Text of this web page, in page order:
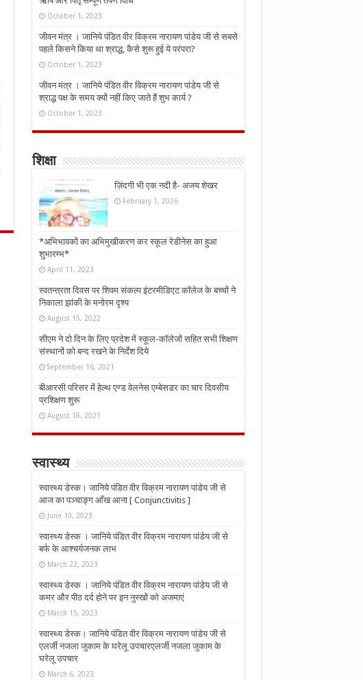
October 1, 2023
जीवन मंत्र । जानिये पंडित वीर विक्रम नारायण पांडेय जी से सबसे
पहले किसने किया था श्राद्ध, कैसे शुरू हुई ये परंपरा?
October 1, 2023
जीवन मंत्र । जानिये पंडित वीर विक्रम नारायण पांडेय जी से
श्राद्ध पक्ष के समय क्यों नहीं किए जाते हैं शुभ कार्य ?
October 1, 2023
शिक्षा
ज़िंदगी भी एक नदी है- अजय शेखर
February 1, 2026
*अभिभावकों का अभिमुखीकरण कर स्कूल रेडीनेस का हुआ
शुभारम्भ*
April 11, 2023
स्वतन्त्रता दिवस पर शिवम संकल्प इंटरमीडिएट कॉलेज के बच्चों ने
निकाला झांकी के मनोरम दृश्य
August 15, 2022
सीएम ने दो दिन के लिए प्रदेश में स्कूल-कॉलेजों सहित सभी शिक्षण
संस्थानों को बन्द रखने के निर्देश दिये
September 16, 2021
बीआरसी परिसर में हेल्थ एण्ड वेलनेस एम्बेसडर का चार दिवसीय
प्रशिक्षण शुरू
August 18, 2021
स्वास्थ्य
स्वास्थ्य डेस्क। जानिये पंडित वीर विक्रम नारायण पांडेय जी से
आज का पञ्चाङ्ग आँख आना [ Conjunctivitis ]
June 10, 2023
स्वास्थ्य डेस्क । जानिये पंडित वीर विक्रम नारायण पांडेय जी से
बर्फ के आश्चर्यजनक लाभ
March 22, 2023
स्वास्थ्य डेस्क । जानिये पंडित वीर विक्रम नारायण पांडेय जी से
कमर और पीठ दर्द होने पर इन नुस्‍खों को अजमाएं
March 15, 2023
स्वास्थ्य डेस्क। जानिये पंडित वीर विक्रम नारायण पांडेय जी से
एलर्जी नजला जुकाम के घरेलू उपचारएलर्जी नजला जुकाम के
घरेलू उपचार
March 6, 2023